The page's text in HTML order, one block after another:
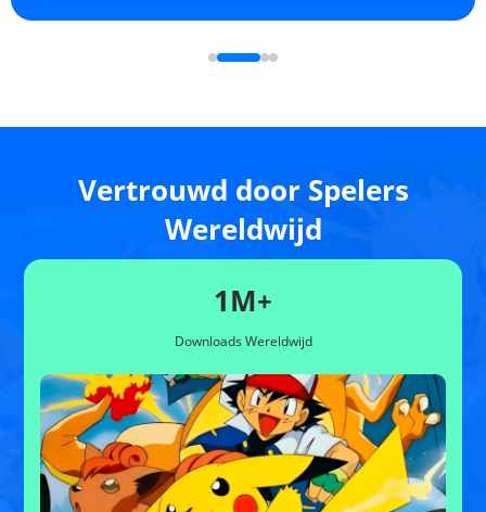
Vertrouwd door Spelers
Wereldwijd
1M+
Downloads Wereldwijd